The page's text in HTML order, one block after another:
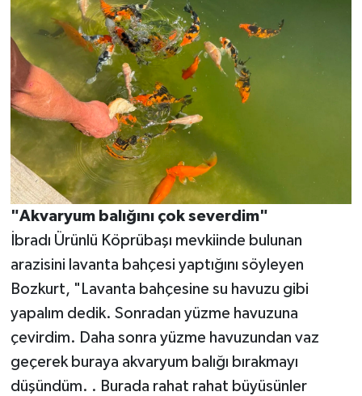
"Akvaryum balığını çok severdim"
İbradı Ürünlü Köprübaşı mevkiinde bulunan
arazisini lavanta bahçesi yaptığını söyleyen
Bozkurt, "Lavanta bahçesine su havuzu gibi
yapalım dedik. Sonradan yüzme havuzuna
çevirdim. Daha sonra yüzme havuzundan vaz
geçerek buraya akvaryum balığı bırakmayı
düşündüm. . Burada rahat rahat büyüsünler